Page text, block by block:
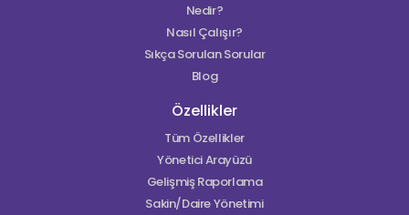
Nedir?
Nasıl Çalışır?
Sıkça Sorulan Sorular
Blog
Özellikler
Tüm Özellikler
Yönetici Arayüzü
Gelişmiş Raporlama
Sakin/Daire Yönetimi